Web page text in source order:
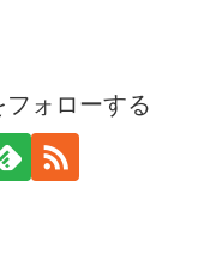
ォローする